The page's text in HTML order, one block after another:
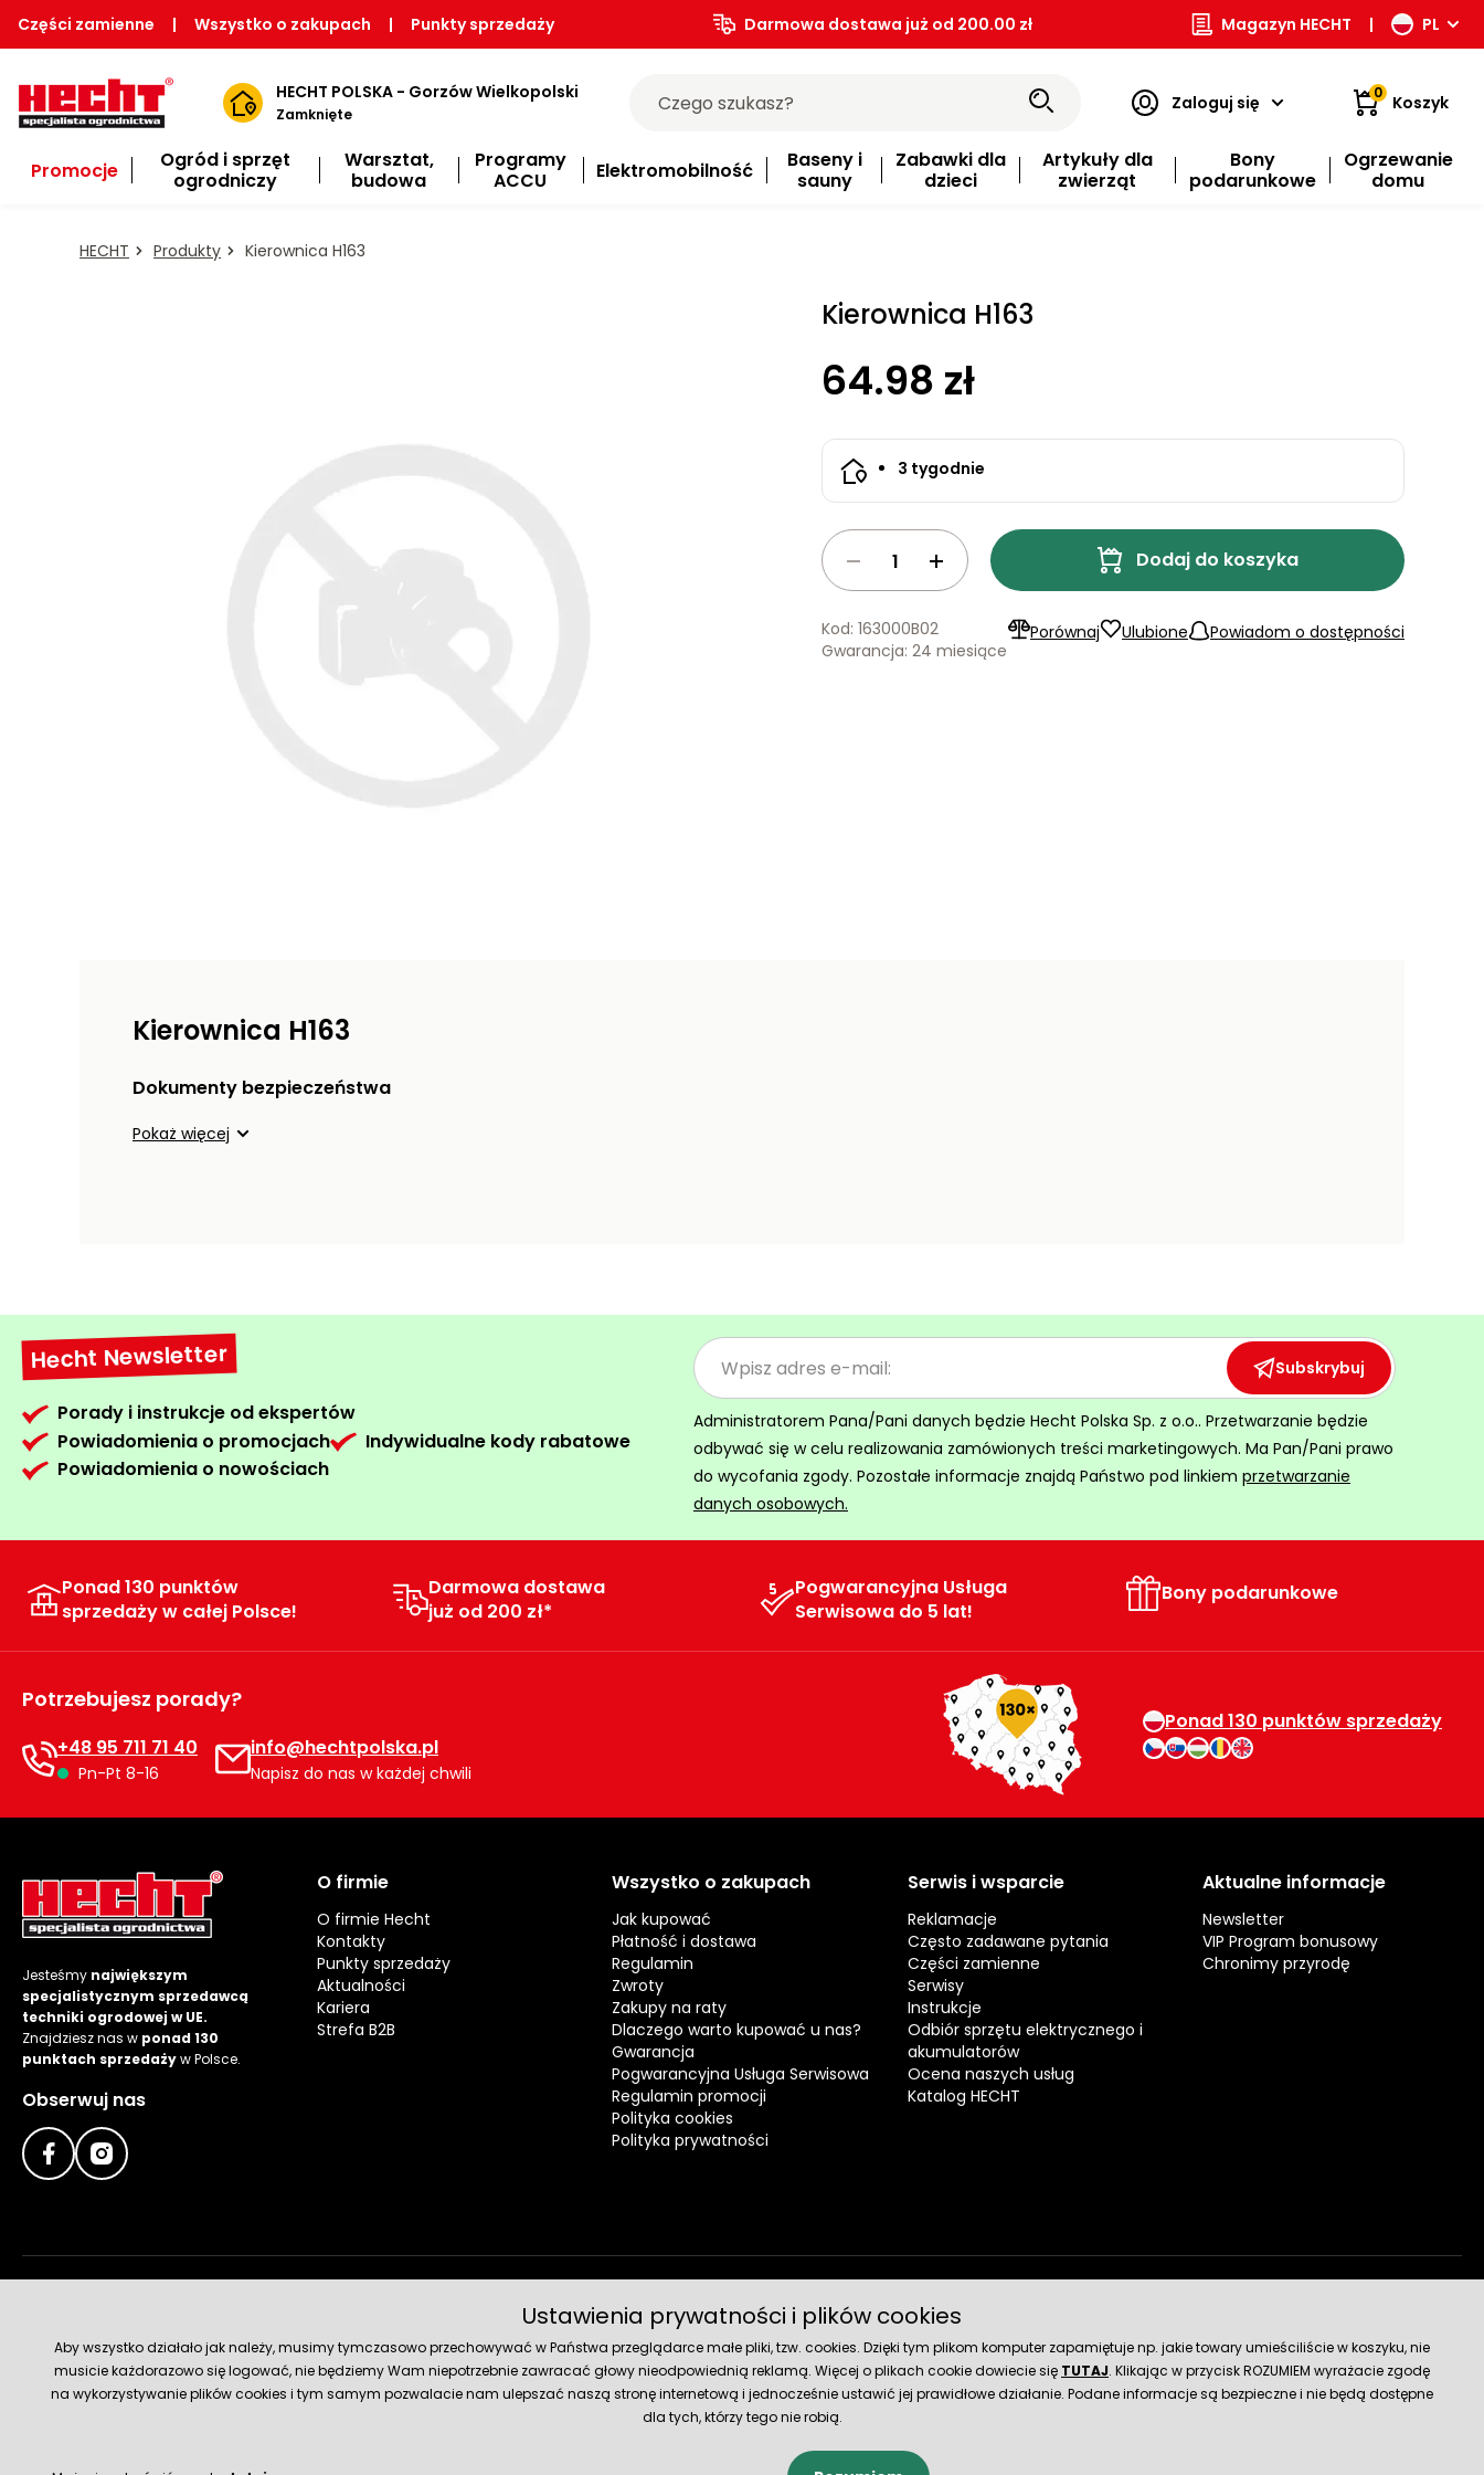
Części zamienne | Wszystko o zakupach | Punkty sprzedaży Darmowa dostawa już od 200.00 zł Magazyn HECHT | PL
HECHT POLSKA - Gorzów Wielkopolski
Zamknięte
Zaloguj się 0 Koszyk
Promocje
Ogród i sprzęt
ogrodniczy
Warsztat,
budowa
Programy
ACCU
Elektromobilność
Baseny i
sauny
Zabawki dla
dzieci
Artykuły dla
zwierząt
Bony
podarunkowe
Ogrzewanie
domu
HECHT Produkty Kierownica H163
Kierownica H163
64.98 zł
3 tygodnie
Dodaj do koszyka
Porównaj Ulubione Powiadom o dostępności
Kod: 163000B02
Gwarancja: 24 miesiące
Kierownica H163
Dokumenty bezpieczeństwa
Pokaż więcej
Hecht Newsletter
Porady i instrukcje od ekspertów
Powiadomienia o promocjach
Indywidualne kody rabatowe
Powiadomienia o nowościach
Subskrybuj
Administratorem Pana/Pani danych będzie Hecht Polska Sp. z o.o.. Przetwarzanie będzie
odbywać się w celu realizowania zamówionych treści marketingowych. Ma Pan/Pani prawo
do wycofania zgody. Pozostałe informacje znajdą Państwo pod linkiem przetwarzanie
danych osobowych.
Ponad 130 punktów
sprzedaży w całej Polsce!
Darmowa dostawa
już od 200 zł*
Pogwarancyjna Usługa
Serwisowa do 5 lat!
Bony podarunkowe
Potrzebujesz porady?
+48 95 711 71 40
Pn-Pt 8-16
info@hechtpolska.pl
Napisz do nas w każdej chwili
Ponad 130 punktów sprzedaży
Jesteśmy największym
specjalistycznym sprzedawcą
techniki ogrodowej w UE.
Znajdziesz nas w ponad 130
punktach sprzedażyw Polsce.
Obserwuj nas
O firmie
O firmie Hecht
Kontakty
Punkty sprzedaży
Aktualności
Kariera
Strefa B2B
Wszystko o zakupach
Jak kupować
Płatność i dostawa
Regulamin
Zwroty
Zakupy na raty
Dlaczego warto kupować u nas?
Gwarancja
Pogwarancyjna Usługa Serwisowa
Regulamin promocji
Polityka cookies
Polityka prywatności
Serwis i wsparcie
Reklamacje
Często zadawane pytania
Części zamienne
Serwisy
Instrukcje
Odbiór sprzętu elektrycznego i
akumulatorów
Ocena naszych usług
Katalog HECHT
Aktualne informacje
Newsletter
VIP Program bonusowy
Chronimy przyrodę
Metody dostawy
Ustawienia prywatności i plików cookies
Aby wszystko działało jak należy, musimy tymczasowo przechowywać w Państwa przeglądarce małe pliki, tzw. cookies. Dzięki tym plikom komputer zapamiętuje np. jakie towary umieściliście w koszyku, nie
musicie każdorazowo się logować, nie będziemy Wam niepotrzebnie zawracać głowy nieodpowiednią reklamą. Więcej o plikach cookie dowiecie się TUTAJ. Klikając w przycisk ROZUMIEM wyrażacie zgodę
na wykorzystywanie plików cookies i tym samym pozwalacie nam ulepszać naszą stronę internetową i jednocześnie ustawić jej prawidłowe działanie. Podane informacje są bezpieczne i nie będą dostępne
dla tych, którzy tego nie robią.